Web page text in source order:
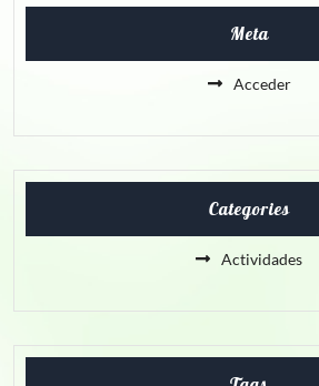
Meta
Acceder
Categories
Actividades